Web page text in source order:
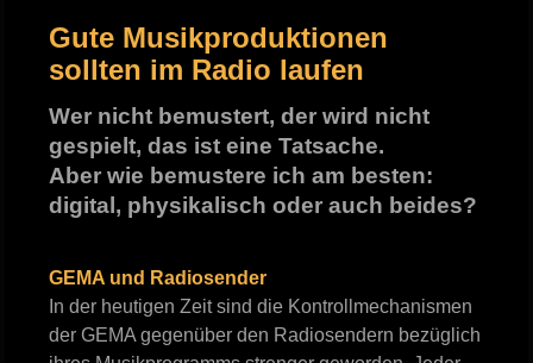
Gute Musikproduktionen
sollten im Radio laufen
Wer nicht bemustert, der wird nicht
gespielt, das ist eine Tatsache.
Aber wie bemustere ich am besten:
digital, physikalisch oder auch beides?
GEMA und Radiosender
In der heutigen Zeit sind die Kontrollmechanismen
der GEMA gegenüber den Radiosendern bezüglich